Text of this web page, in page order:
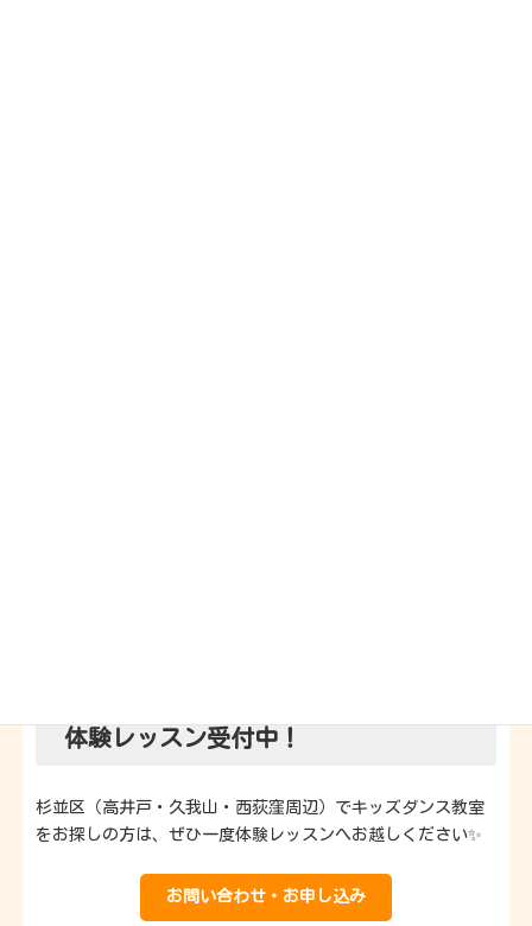
体験レッスン受付中！
杉並区（高井戸・久我山・西荻窪周辺）でキッズダンス教室
をお探しの方は、ぜひ一度体験レッスンへお越しください✨
お問い合わせ・お申し込み